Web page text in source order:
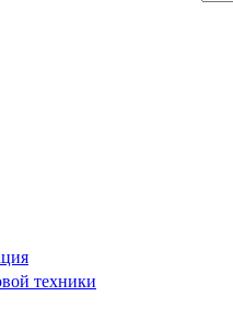
техники